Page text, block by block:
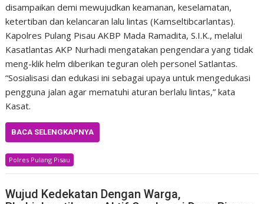
disampaikan demi mewujudkan keamanan, keselamatan,
ketertiban dan kelancaran lalu lintas (Kamseltibcarlantas).
Kapolres Pulang Pisau AKBP Mada Ramadita, S.I.K., melalui
Kasatlantas AKP Nurhadi mengatakan pengendara yang tidak
meng-klik helm diberikan teguran oleh personel Satlantas.
“Sosialisasi dan edukasi ini sebagai upaya untuk mengedukasi
pengguna jalan agar mematuhi aturan berlalu lintas,” kata
Kasat.
BACA SELENGKAPNYA
Polres Pulang Pisau
Wujud Kedekatan Dengan Warga,